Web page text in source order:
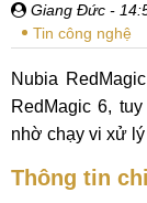
Giang Đức -
Tin công nghệ
Nubia
RedMagic 6,
nhờ chạy vi xử
Thông tin